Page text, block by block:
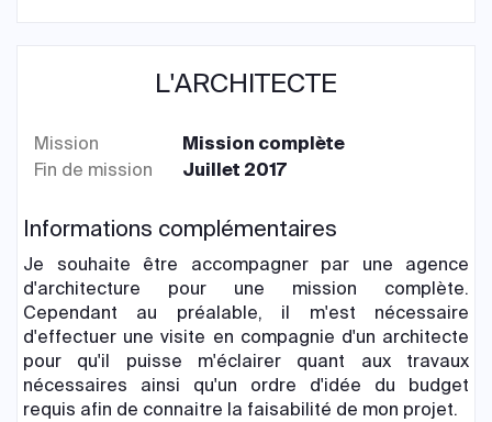
L'ARCHITECTE
Mission
Mission complète
Fin de mission
Juillet 2017
Informations complémentaires
Je souhaite être accompagner par une agence
d'architecture pour une mission complète.
Cependant au préalable, il m'est nécessaire
d'effectuer une visite en compagnie d'un architecte
pour qu'il puisse m'éclairer quant aux travaux
nécessaires ainsi qu'un ordre d'idée du budget
requis afin de connaitre la faisabilité de mon projet.